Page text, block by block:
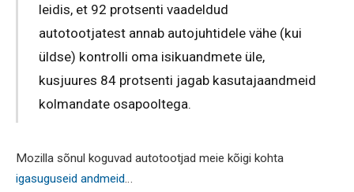
leidis, et 92 protsenti vaadeldud
autotootjatest annab autojuhtidele vähe (kui
üldse) kontrolli oma isikuandmete üle,
kusjuures 84 protsenti jagab kasutajaandmeid
kolmandate osapooltega.
Mozilla sõnul koguvad autotootjad meie kõigi kohta
igasuguseid andmeid…